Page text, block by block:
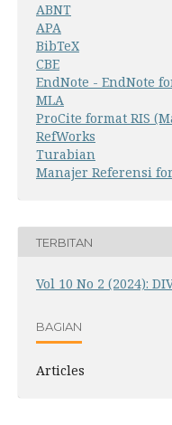
ABNT
APA
BibTeX
CBE
EndNote - EndNote
MLA
ProCite format RIS
RefWorks
Turabian
Manajer Referensi
TERBITAN
Vol 10 No 2 (2024):
BAGIAN
Articles